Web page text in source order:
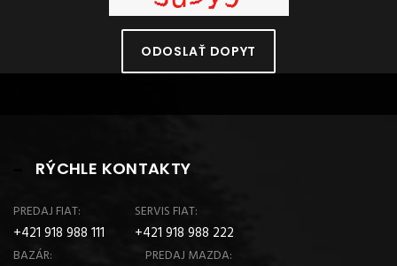
ODOSLAŤ DOPYT
RÝCHLE KONTAKTY
PREDAJ FIAT:
+421 918 988 111
SERVIS FIAT:
+421 918 988 222
BAZÁR: PREDAJ MAZDA: